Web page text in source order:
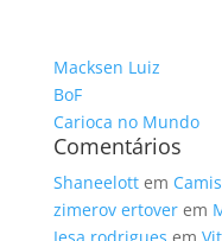
Macksen Luiz
BoF
Carioca no Mundo
Comentários
Shaneelottem
zimerov ertoverem